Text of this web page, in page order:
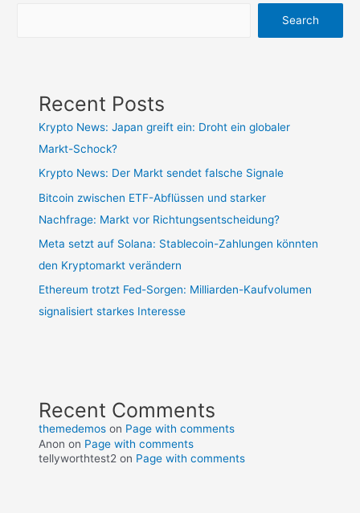
Search
Recent Posts
Krypto News: Japan greift ein: Droht ein globaler
Markt-Schock?
Krypto News: Der Markt sendet falsche Signale
Bitcoin zwischen ETF-Abflüssen und starker
Nachfrage: Markt vor Richtungsentscheidung?
Meta setzt auf Solana: Stablecoin-Zahlungen könnten
den Kryptomarkt verändern
Ethereum trotzt Fed-Sorgen: Milliarden-Kaufvolumen
signalisiert starkes Interesse
Recent Comments
themedemos on Page with comments
Anon on Page with comments
tellyworthtest2 on Page with comments